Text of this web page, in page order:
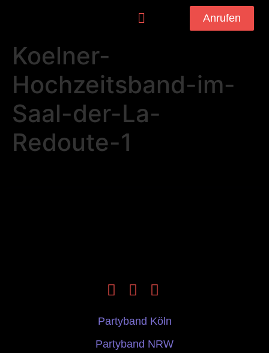
Anrufen
Koelner-
Hochzeitsband-im-
Saal-der-La-
Redoute-1
Partyband Köln
Partyband NRW